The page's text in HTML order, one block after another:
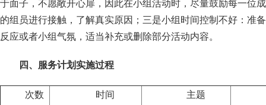
于面子，不愿敞开心扉，因此在小组活动时，尽量鼓励每一位
的组员进行接触，了解真实原因；三是小组时间控制不好：准
反应或者小组气氛，适当补充或删除部分活动内容。
四、 服务计划实施过程
次数 时间 主题